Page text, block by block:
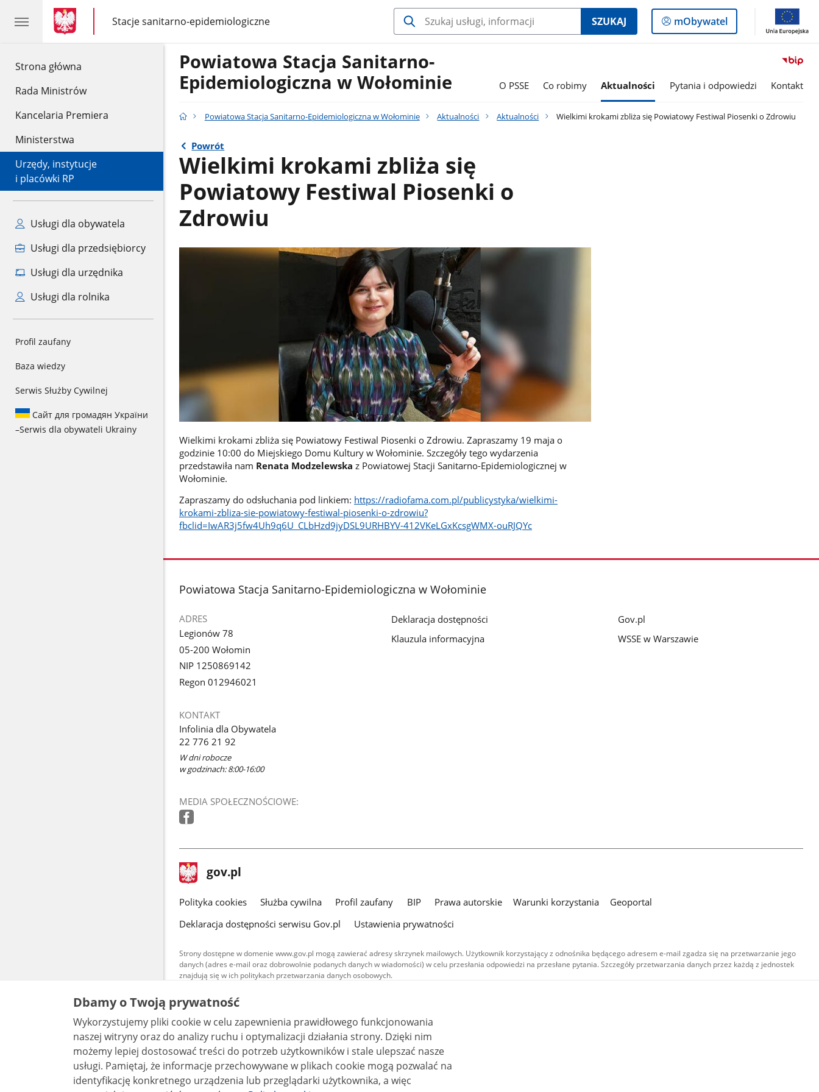
Strona główna
Rada Ministrów
Kancelaria Premiera
Ministerstwa
Urzędy, instytucje
i placówki RP
Usługi dla obywatela
Usługi dla przedsiębiorcy
Usługi dla urzędnika
Usługi dla rolnika
Profil zaufany
Baza wiedzy
Serwis Służby Cywilnej
Сайт для громадян України
–Serwis dla obywateli Ukrainy
gov.pl
gov.pl
Stacje sanitarno-epidemiologiczne
gov.pl
Stacje
sanitarno-
epidemiologiczne
SZUKAJ
Logowanie
do
mObywatel
Powiatowa Stacja Sanitarno-
Epidemiologiczna w Wołominie
O PSSE Co robimy Aktualności Pytania i odpowiedzi Kontakt
Powiatowa Stacja Sanitarno-Epidemiologiczna w Wołominie Aktualności Aktualności Wielkimi krokami zbliża się Powiatowy Festiwal Piosenki o Zdrowiu
Powrót
Wielkimi krokami zbliża się
Powiatowy Festiwal Piosenki o
Zdrowiu
Wielkimi krokami zbliża się Powiatowy Festiwal Piosenki o Zdrowiu. Zapraszamy 19 maja o
godzinie 10:00 do Miejskiego Domu Kultury w Wołominie. Szczegóły tego wydarzenia
przedstawiła nam Renata Modzelewska z Powiatowej Stacji Sanitarno-Epidemiologicznej w
Wołominie.
Zapraszamy do odsłuchania pod linkiem: https://radiofama.com.pl/publicystyka/wielkimi-
krokami-zbliza-sie-powiatowy-festiwal-piosenki-o-zdrowiu?
fbclid=IwAR3j5fw4Uh9q6U_CLbHzd9jyDSL9URHBYV-412VKeLGxKcsgWMX-ouRJQYc
stopka
Powiatowa Stacja Sanitarno-Epidemiologiczna w Wołominie
ADRES
Legionów 78
05-200 Wołomin
NIP 1250869142
Regon 012946021
KONTAKT
Infolinia dla Obywatela
22 776 21 92
W dni robocze
w godzinach: 8:00-16:00
MEDIA SPOŁECZNOŚCIOWE:
Deklaracja dostępności
Klauzula informacyjna
Gov.pl
WSSE w Warszawie
stopka
gov.pl Strona
gov.pl
gov.pl
Polityka cookies Służba cywilna Profil zaufany BIP Prawa autorskie Warunki korzystania
Geoportal
Deklaracja dostępności serwisu Gov.pl
Ustawienia prywatności
Strony dostępne w domenie www.gov.pl mogą zawierać adresy skrzynek mailowych. Użytkownik korzystający z odnośnika będącego adresem e-mail zgadza się na przetwarzanie jego
danych (adres e-mail oraz dobrowolnie podanych danych w wiadomości) w celu przesłania odpowiedzi na przesłane pytania. Szczegóły przetwarzania danych przez każdą z jednostek
znajdują się w ich politykach przetwarzania danych osobowych.
Treści tekstowe publikowane w serwisie (z wyłączeniem treści audiowizualnych), są
udostępniane na licencji typu Creative Commons: uznanie autorstwa - na tych samych
warunkach 4.0 (CC BY-SA 4.0). Materiały audiowizualne, w tym zdjęcia, materiały audio i wideo,
są udostępniane na licencji typu Creative Commons: uznanie autorstwa użycie niekomercyjne -
bez utworów zależnych 4.0 (CC BY-NC-ND 4.0), o ile nie jest to stwierdzone inaczej.
Dbamy o Twoją prywatność
Wykorzystujemy pliki cookie w celu zapewnienia prawidłowego funkcjonowania
naszej witryny oraz do analizy ruchu i optymalizacji działania strony. Dzięki nim
możemy lepiej dostosować treści do potrzeb użytkowników i stale ulepszać nasze
usługi. Pamiętaj, że informacje przechowywane w plikach cookie mogą pozwalać na
identyfikację konkretnego urządzenia lub przeglądarki użytkownika, a więc